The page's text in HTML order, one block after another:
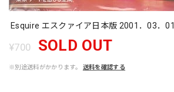
Esquire エスクァイア日本版 2001．03．01
¥700 SOLD OUT
※別途送料がかかります。 送料を確認する